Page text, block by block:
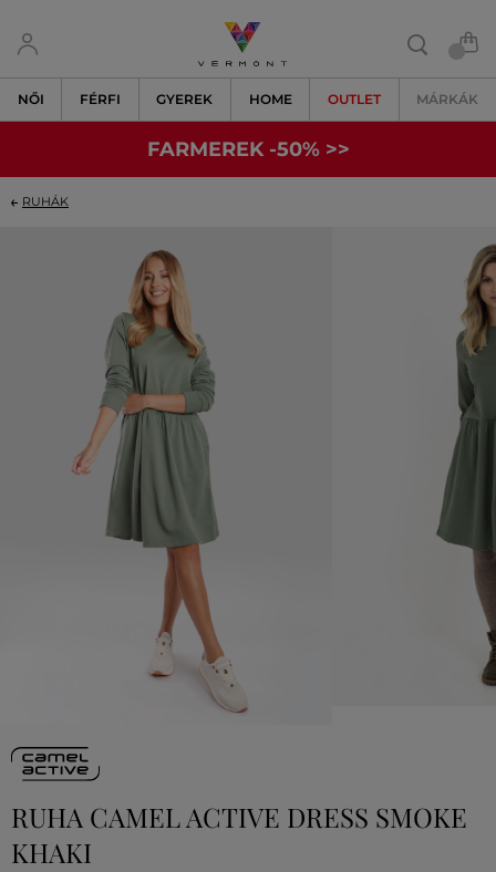
NŐI FÉRFI GYEREK HOME OUTLET MÁRKÁK
FARMEREK -50% >>
RUHÁK
RUHA CAMEL ACTIVE DRESS SMOKE
KHAKI